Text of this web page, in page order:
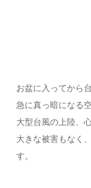
お盆に入ってから
急に真っ暗になる
大型台風の上陸、
大きな被害もなく
す。